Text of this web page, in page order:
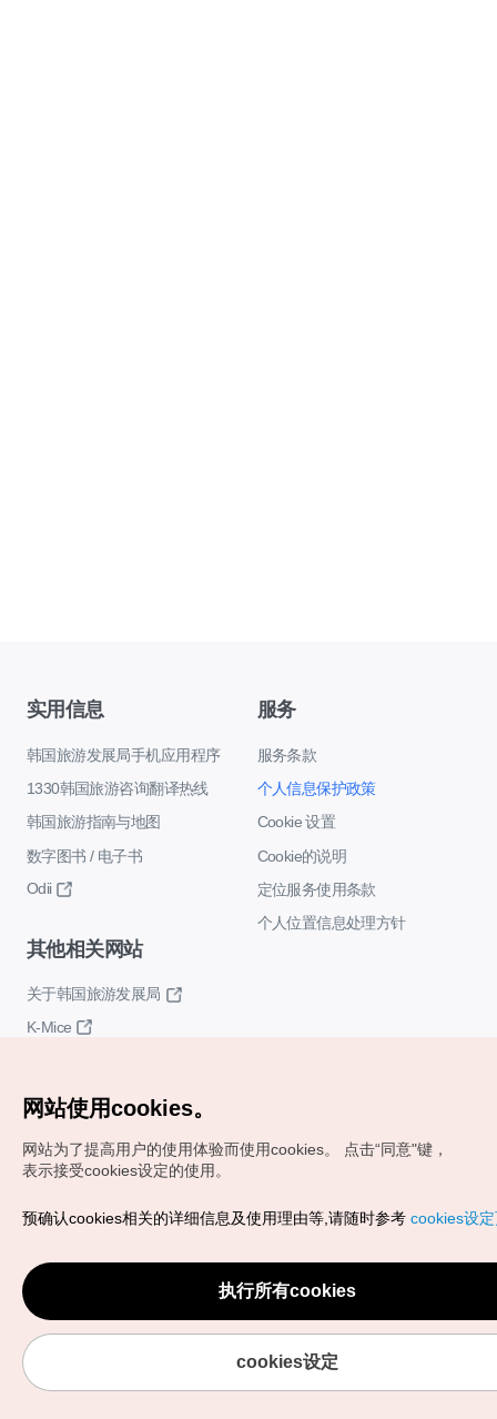
实用信息
韩国旅游发展局手机应用程序
1330韩国旅游咨询翻译热线
韩国旅游指南与地图
数字图书 / 电子书
Odii
服务
服务条款
个人信息保护政策
Cookie 设置
Cookie的说明
定位服务使用条款
个人位置信息处理方针
其他相关网站
关于韩国旅游发展局
K-Mice
Copyrights (c) 韩国旅游发展局版权所有
VISITKOREA官方邮箱
chnsim@knto.or.kr
网站使用cookies。
网站为了提高用户的使用体验而使用cookies。
点击“同意"键，
表示接受cookies设定的使用。
预确认cookies相关的详细信息及使用理由等,请随时参考 cookies设
执行所有cookies
cookies设定